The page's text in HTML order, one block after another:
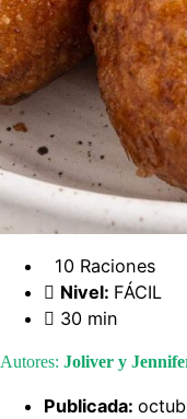
10 Raciones
Nivel: FÁCIL
30 min
Autores: Joliver y
Publicada: